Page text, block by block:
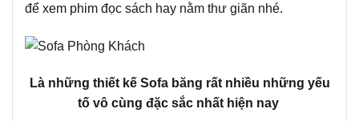
để xem phim đọc sách hay nằm thư giãn nhé.
Là những thiết kế Sofa băng rất nhiều những yếu
tố vô cùng đặc sắc nhất hiện nay